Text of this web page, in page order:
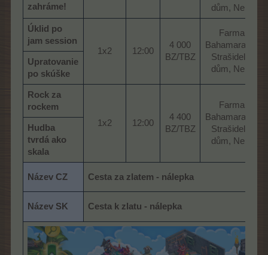
dům, Nebe​
zahráme!
Úklid po
jam session
1x2​
12:00​
4 000
BZ/TBZ​
Farma,
Bahamarama,
Strašidelný
dům, Nebe​
Upratovanie
po skúške
Rock za
rockem
1x2​
12:00​
4 400
BZ/TBZ​
Farma,
Bahamarama,
Strašidelný
dům, Nebe​
Hudba
tvrdá ako
skala
Název CZ Cesta za zlatem - nálepka
Název SK Cesta k zlatu - nálepka